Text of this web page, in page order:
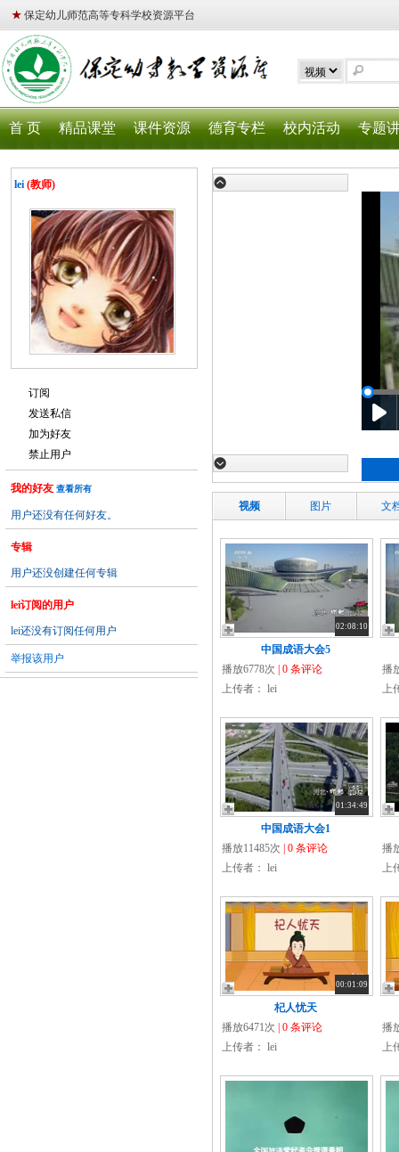
★ 保定幼儿师范高等专科学校资源平台
首 页 精品课堂 课件资源 德育专栏 校内活动 专题
lei (教师)
订阅
发送私信
加为好友
禁止用户
我的好友 查看所有
用户还没有任何好友。
专辑
用户还没创建任何专辑
lei订阅的用户
lei还没有订阅任何用户
举报该用户
视频 图片 文
02:08:10
中国成语大会5
播放6778次
| 0 条评论
上传者： lei
播
上
01:34:49
中国成语大会1
播放11485次
| 0 条评论
上传者： lei
播
上
00:01:09
杞人忧天
播放6471次
| 0 条评论
上传者： lei
播
上